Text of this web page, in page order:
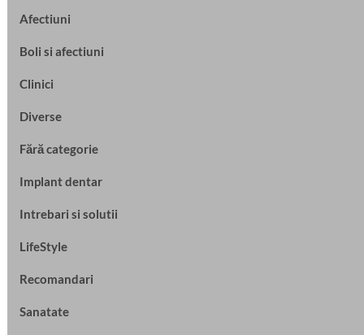
Afectiuni
Boli si afectiuni
Clinici
Diverse
Fără categorie
Implant dentar
Intrebari si solutii
LifeStyle
Recomandari
Sanatate